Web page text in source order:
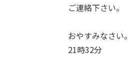
ご連絡下さい。
おやすみなさい。
21時32分